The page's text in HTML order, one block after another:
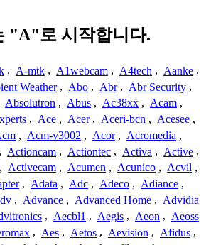
"A"로 시작합니다.
, A-mtk , A1webcam , A4tech , Aanke ,
Weather , Abo , Abr , Abr Security ,
Absolutron , Abus , Ac38xx , Acam ,
, Ace , Acer , Aceri-bcn , Acesee ,
, Acm-v3002 , Acor , Acromedia ,
, Actioncam , Actiontec , Activa , Active ,
, Activecam , Acumen , Acunico , Acvil ,
, Adata , Adc , Adeco , Adiance ,
, Advance , Advanced Home , Advidia
, Aecbl1 , Aegis , Aeon , Aeoss
, Aes , Aetos , Aevision , Afidus ,